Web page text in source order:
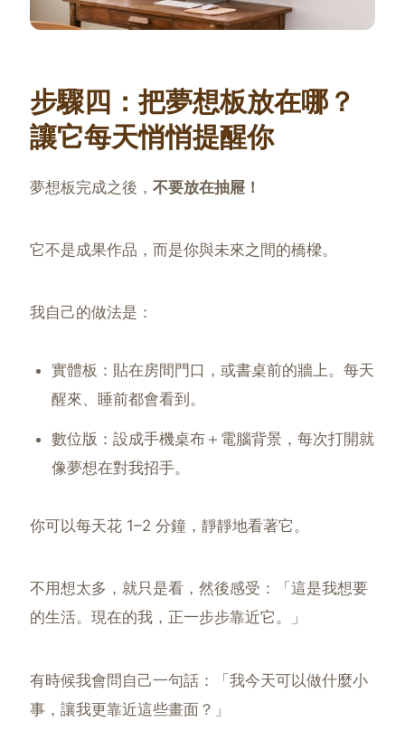
步驟四：把夢想板放在哪？
讓它每天悄悄提醒你
夢想板完成之後， 不要放在抽屜！
它不是成果作品，而是你與未來之間的橋樑。
我自己的做法是：
實體板：貼在房間門口，或書桌前的牆上。每天
醒來、睡前都會看到。
數位版：設成手機桌布＋電腦背景，每次打開就
像夢想在對我招手。
你可以每天花 1–2 分鐘，靜靜地看著它。
不用想太多，就只是看，然後感受：「這是我想要
的生活。現在的我，正一步步靠近它。」
有時候我會問自己一句話：「我今天可以做什麼小
事，讓我更靠近這些畫面？」